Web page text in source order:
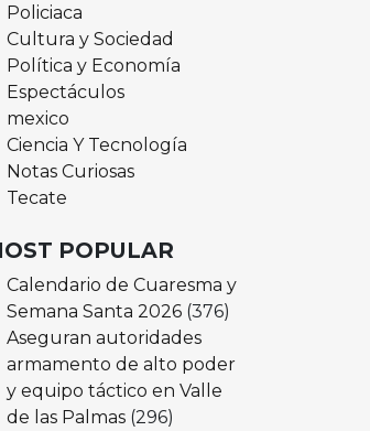
Policiaca
Cultura y Sociedad
Política y Economía
Espectáculos
mexico
Ciencia Y Tecnología
Notas Curiosas
Tecate
POPULAR
Calendario de Cuaresma y
Semana Santa 2026 (376)
Aseguran autoridades
armamento de alto poder
y equipo táctico en Valle
de las Palmas (296)